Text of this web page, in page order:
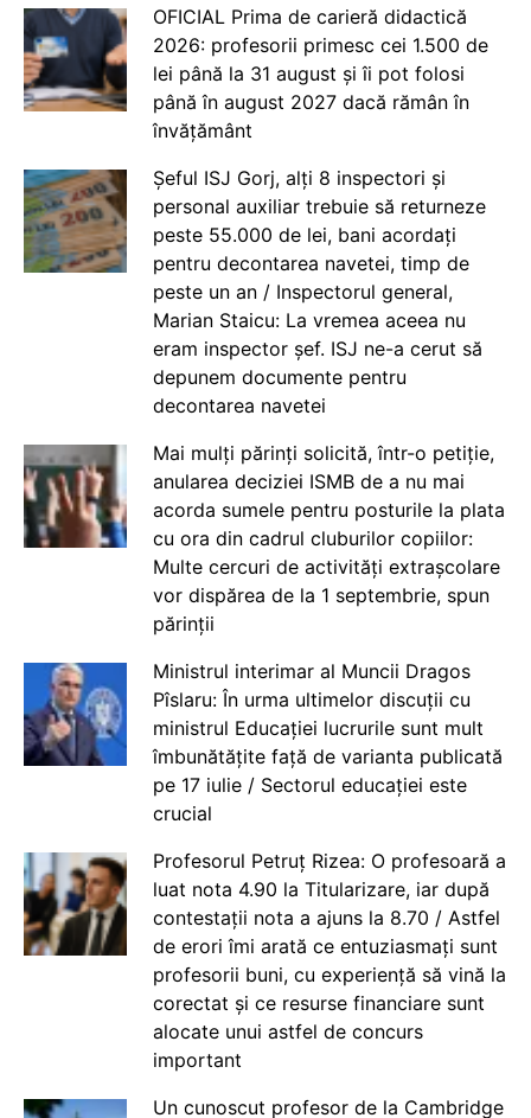
OFICIAL Prima de carieră didactică
2026: profesorii primesc cei 1.500 de
lei până la 31 august și îi pot folosi
până în august 2027 dacă rămân în
învățământ
Șeful ISJ Gorj, alți 8 inspectori și
personal auxiliar trebuie să returneze
peste 55.000 de lei, bani acordați
pentru decontarea navetei, timp de
peste un an / Inspectorul general,
Marian Staicu: La vremea aceea nu
eram inspector șef. ISJ ne-a cerut să
depunem documente pentru
decontarea navetei
Mai mulți părinți solicită, într-o petiție,
anularea deciziei ISMB de a nu mai
acorda sumele pentru posturile la plata
cu ora din cadrul cluburilor copiilor:
Multe cercuri de activități extrașcolare
vor dispărea de la 1 septembrie, spun
părinții
Ministrul interimar al Muncii Dragos
Pîslaru: În urma ultimelor discuții cu
ministrul Educației lucrurile sunt mult
îmbunătățite față de varianta publicată
pe 17 iulie / Sectorul educației este
crucial
Profesorul Petruț Rizea: O profesoară a
luat nota 4.90 la Titularizare, iar după
contestații nota a ajuns la 8.70 / Astfel
de erori îmi arată ce entuziasmați sunt
profesorii buni, cu experiență să vină la
corectat și ce resurse financiare sunt
alocate unui astfel de concurs
important
Un cunoscut profesor de la Cambridge